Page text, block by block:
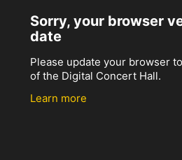
Sorry, your browser
date
Please update your browser
of the Digital Concert Hall.
Learn more